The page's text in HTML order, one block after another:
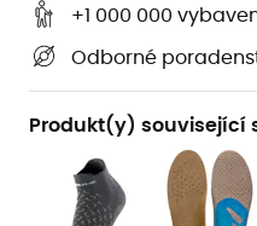
+1 000 000
Odborné
Produkt(y) související